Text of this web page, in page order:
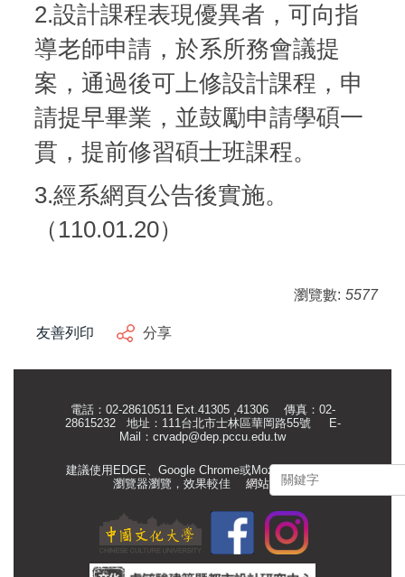
2.設計課程表現優異者，可向指
導老師申請，於系所務會議提
案，通過後可上修設計課程，申
請提早畢業，並鼓勵申請學碩一
貫，提前修習碩士班課程。
3.經系網頁公告後實施。
（110.01.20）
瀏覽數: 5577
友善列印 分享
電話：02-28610511 Ext.41305 ,41306 傳真：02-
28615232 地址：111台北市士林區華岡路55號
E-
Mail： crvadp@dep.pccu.edu.tw
建議使用EDGE、Google Chrome或Mozilla Firefox等
瀏覽器瀏覽，效果較佳 網站管理